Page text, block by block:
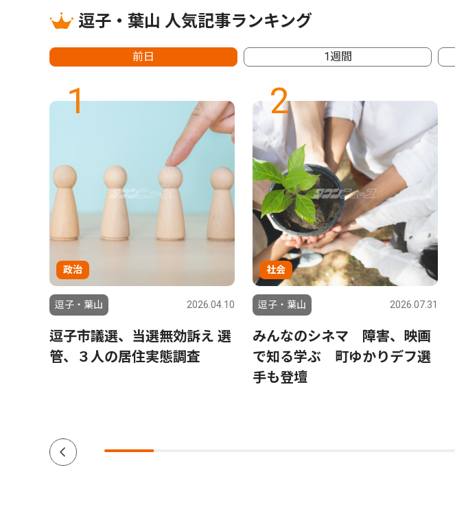
逗子・葉山 人気記事ランキング
前日 1週間
1
政治
逗子・葉山 2026.04.10
逗子市議選、当選無効訴え 選
管、３人の居住実態調査
2
社会
逗子・葉山 2026.07.31
みんなのシネマ 障害、映画
で知る学ぶ 町ゆかりデフ選
手も登壇